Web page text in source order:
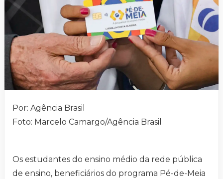
Por: Agência Brasil
Foto: Marcelo Camargo/Agência Brasil
Os estudantes do ensino médio da rede pública
de ensino, beneficiários do programa Pé-de-Meia